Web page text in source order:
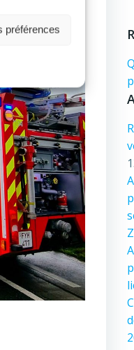
préférences